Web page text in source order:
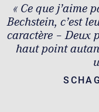
« Ce que j’aime
Bechstein, c’est
caractère – Deux
haut point